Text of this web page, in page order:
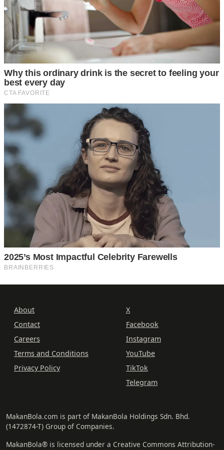
About
Contact
Careers
Terms and Conditions
Privacy Policy
X
Facebook
Instagram
YouTube
TikTok
Telegram
MakanBola.com is part of MakanBola Holdings Sdn. Bhd.
(1472874-T) Group of Companies.
MakanBola® is licensed under a Creative Commons Attribution-